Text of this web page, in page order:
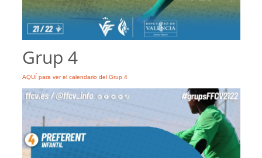
Grup 4
AQUÍ para ver el calendario del Grup 4